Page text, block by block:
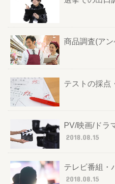
商品調査(ア
テストの採点
PV/映画/ドラ
2018.08.15
テレビ番組・
2018.08.15